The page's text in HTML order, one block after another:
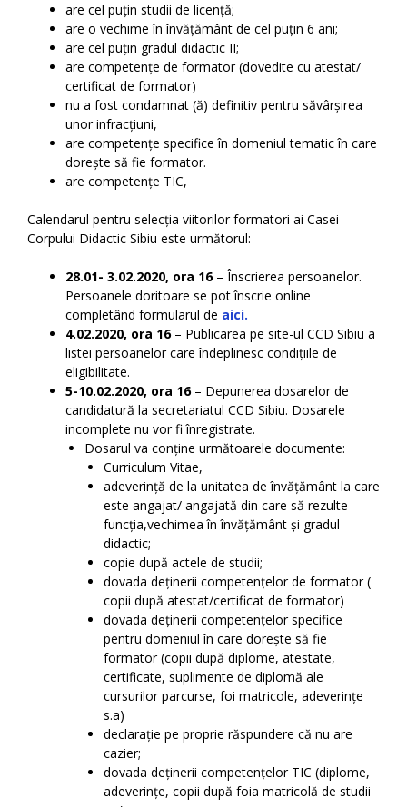
are cel puțin studii de licență;
are o vechime în învățământ de cel puțin 6 ani;
are cel puțin gradul didactic II;
are competențe de formator (dovedite cu atestat/
certificat de formator)
nu a fost condamnat (ă) definitiv pentru săvârșirea
unor infracțiuni,
are competențe specifice în domeniul tematic în care
dorește să fie formator.
are competențe TIC,
Calendarul pentru selecția viitorilor formatori ai Casei
Corpului Didactic Sibiu este următorul:
28.01- 3.02.2020, ora 16– Înscrierea persoanelor.
Persoanele doritoare se pot înscrie online
completând formularul de aici.
4.02.2020, ora 16– Publicarea pe site-ul CCD Sibiu a
listei persoanelor care îndeplinesc condițiile de
eligibilitate.
5-10.02.2020, ora 16– Depunerea dosarelor de
candidatură la secretariatul CCD Sibiu. Dosarele
incomplete nu vor fi înregistrate.
Dosarul va conține următoarele documente:
Curriculum Vitae,
adeverință de la unitatea de învățământ la care
este angajat/ angajată din care să rezulte
funcția,vechimea în învățământ și gradul
didactic;
copie după actele de studii;
dovada deținerii competențelor de formator (
copii după atestat/certificat de formator)
dovada deținerii competențelor specifice
pentru domeniul în care dorește să fie
formator (copii după diplome, atestate,
certificate, suplimente de diplomă ale
cursurilor parcurse, foi matricole, adeverințe
s.a)
declarație pe proprie răspundere că nu are
cazier;
dovada deținerii competențelor TIC (diplome,
adeverințe, copii după foia matricolă de studii